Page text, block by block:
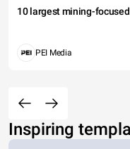
10 largest mining-
PEI Media
Inspiring